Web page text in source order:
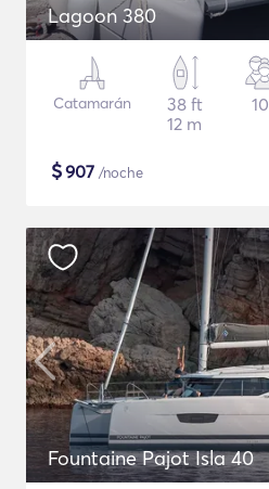
Lagoon 380
Catamarán
38 ft
12 m
10
$907 /noche
Fountaine Pajot Isla 40